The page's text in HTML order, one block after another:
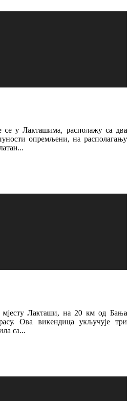
се у Лакташима, располажу са два
опремљени, на располагању
мјесту Лакташи, на 20 км од Бања
Ова викендица укључује три
са...